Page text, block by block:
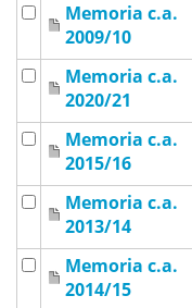
Memoria c.a.
2009/10
Memoria c.a.
2020/21
Memoria c.a.
2015/16
Memoria c.a.
2013/14
Memoria c.a.
2014/15